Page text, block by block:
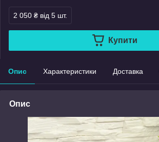
2 050 ₴ від 5 шт.
Купити
Опис Характеристики Доставка
Опис